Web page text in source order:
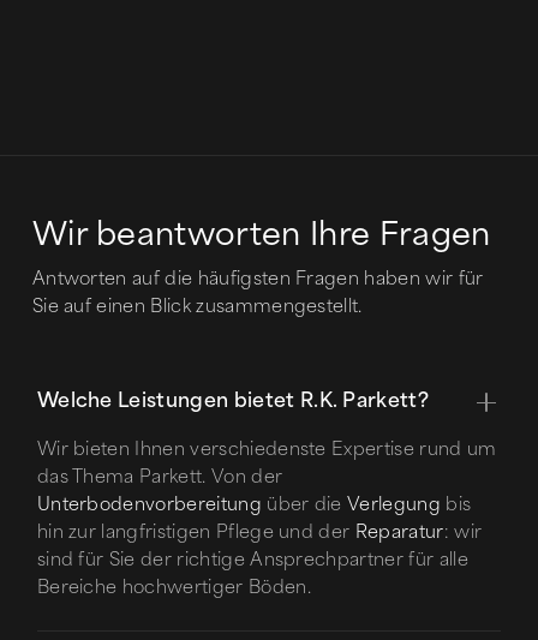
Wir beantworten Ihre Fragen
Antworten auf die häufigsten Fragen haben wir für
Sie auf einen Blick zusammengestellt.
Welche Leistungen bietet R.K. Parkett?
Wir bieten Ihnen verschiedenste Expertise rund um
das Thema Parkett. Von der
Unterbodenvorbereitung über dieVerlegung bis
hin zur langfristigen Pflege und der Reparatur: wir
sind für Sie der richtige Ansprechpartner für alle
Bereiche hochwertiger Böden.